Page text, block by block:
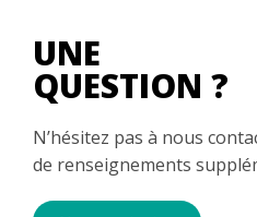
UNE
QUESTION ?
N’hésitez pas à nous
de renseignements